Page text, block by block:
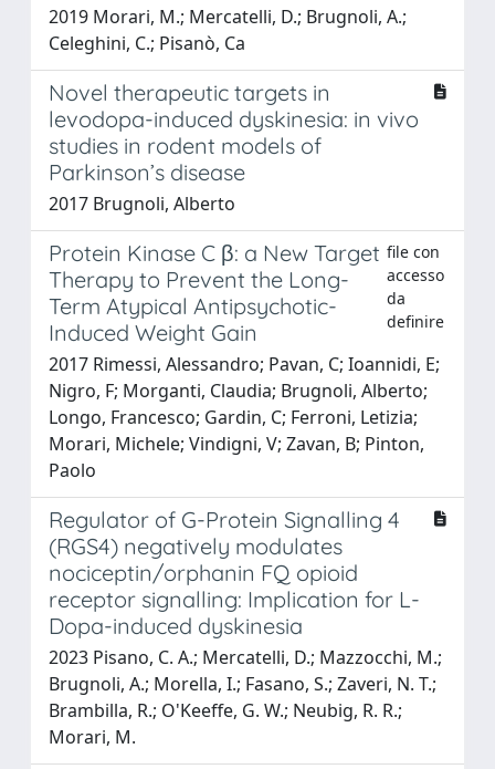
2019 Morari, M.; Mercatelli, D.; Brugnoli, A.;
Celeghini, C.; Pisanò, Ca
Novel therapeutic targets in
levodopa-induced dyskinesia: in vivo
studies in rodent models of
Parkinson’s disease
2017 Brugnoli, Alberto
Protein Kinase C β: a New Target
Therapy to Prevent the Long-
Term Atypical Antipsychotic-
Induced Weight Gain
file con
accesso
da
definire
2017 Rimessi, Alessandro; Pavan, C; Ioannidi, E;
Nigro, F; Morganti, Claudia; Brugnoli, Alberto;
Longo, Francesco; Gardin, C; Ferroni, Letizia;
Morari, Michele; Vindigni, V; Zavan, B; Pinton,
Paolo
Regulator of G-Protein Signalling 4
(RGS4) negatively modulates
nociceptin/orphanin FQ opioid
receptor signalling: Implication for L-
Dopa-induced dyskinesia
2023 Pisano, C. A.; Mercatelli, D.; Mazzocchi, M.;
Brugnoli, A.; Morella, I.; Fasano, S.; Zaveri, N. T.;
Brambilla, R.; O'Keeffe, G. W.; Neubig, R. R.;
Morari, M.